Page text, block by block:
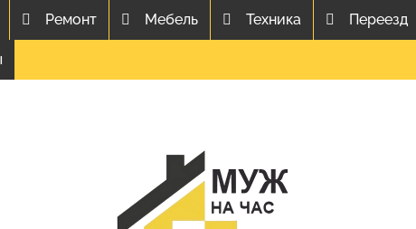
Ремонт Мебель Техника Переезд